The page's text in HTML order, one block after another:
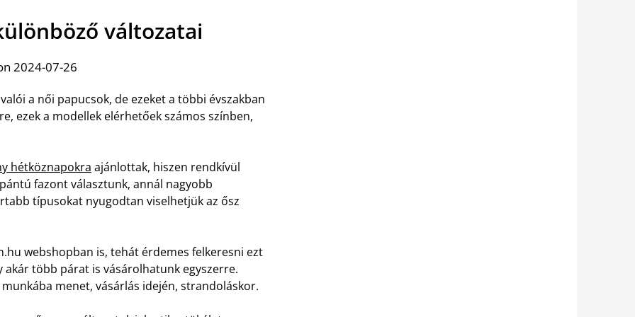
változatai
2024-07-26
a női papucsok, de ezeket a többi évszakban
ezek a modellek elérhetőek számos színben,
hétköznapokra ajánlottak, hiszen rendkívül
fazont választunk, annál nagyobb
típusokat nyugodtan viselhetjük az ősz
webshopban is, tehát érdemes felkeresni ezt
több párat is vásárolhatunk egyszerre.
menet, vásárlás idején, strandoláskor.